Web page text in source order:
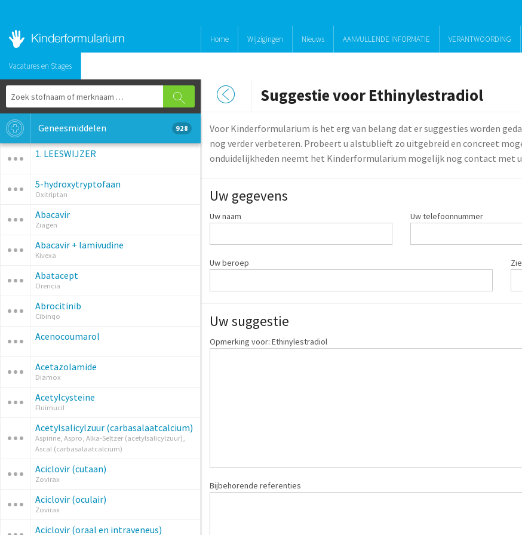
Home Wijzigingen Nieuws AANVULLENDE INFORMATIE VERANTWOORDING
Vacatures en Stages
Geneesmiddelen 928
1. LEESWIJZER
5-hydroxytryptofaan
Oxitriptan
Abacavir
Ziagen
Abacavir + lamivudine
Kivexa
Abatacept
Orencia
Abrocitinib
Cibinqo
Acenocoumarol
Acetazolamide
Diamox
Acetylcysteine
Fluimucil
Acetylsalicylzuur (carbasalaatcalcium)
Aspirine, Aspro, Alka-Seltzer (acetylsalicylzuur),
Ascal (carbasalaatcalcium)
Aciclovir (cutaan)
Zovirax
Aciclovir (oculair)
Zovirax
Aciclovir (oraal en intraveneus)
Suggestie voor Ethinylestradiol
Voor Kinderformularium is het erg van belang dat er suggesties worden
nog verder verbeteren. Probeert u alstublieft zo uitgebreid en concreet
onduidelijkheden neemt het Kinderformularium mogelijk nog contact met
Uw gegevens
Uw naam Uw telefoonnummer
Uw beroep
Uw suggestie
Opmerking voor: Ethinylestradiol
Bijbehorende referenties